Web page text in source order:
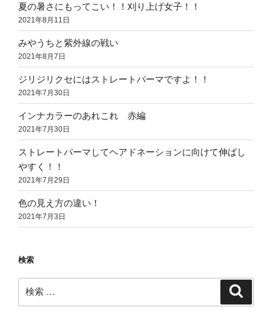
夏の暑さにもってこい！！刈り上げ女子！！
2021年8月11日
みやうちと紫外線の戦い
2021年8月7日
ジリジリクセにはストレートパーマですよ！！
2021年7月30日
インナカラーのあれこれ 赤編
2021年7月30日
ストレートパーマしてヘアドネーションに向けて伸ばし
やすく！！
2021年7月29日
色の見え方の違い！
2021年7月3日
検索
索: